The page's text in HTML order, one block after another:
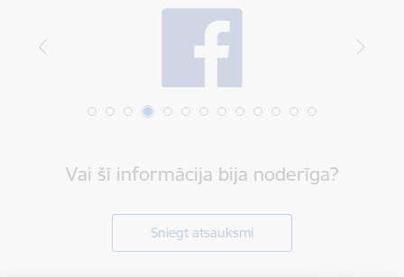
Vai šī informācija bija noderīga?
Sniegt atsauksmi